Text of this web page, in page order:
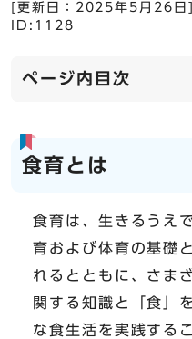
[更新日： 2025年5月26日
ID:1128
ページ内目次
食育とは
食育は、生きるうえ
育および体育の基礎
れるとともに、さま
関する知識と「食」
な食生活を実践する